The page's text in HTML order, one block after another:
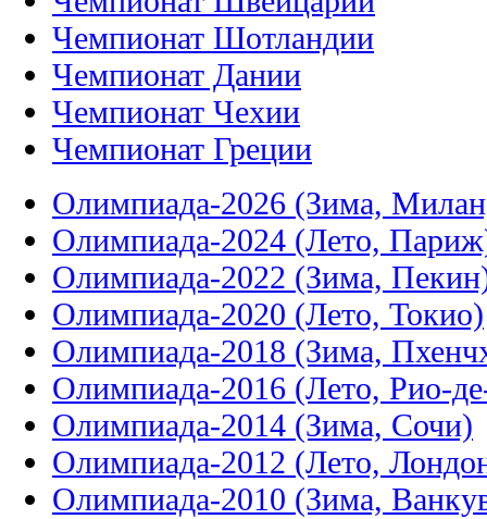
Чемпионат Шотландии
Чемпионат Дании
Чемпионат Чехии
Чемпионат Греции
Олимпиада-2026 (Зима,
Олимпиада-2024 (Лето,
Олимпиада-2022 (Зима,
Олимпиада-2020 (Лето, Токио)
Олимпиада-2018 (Зима,
Олимпиада-2016 (Лето, Рио-
Олимпиада-2014 (Зима, Сочи)
Олимпиада-2012 (Лето,
Олимпиада-2010 (Зима,